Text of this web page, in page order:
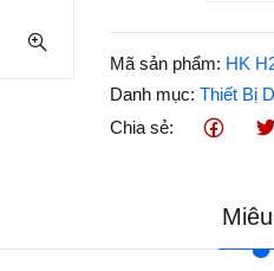
Mã sản phẩm: HK
Danh mục: Thiết Bị
Chia sẻ: